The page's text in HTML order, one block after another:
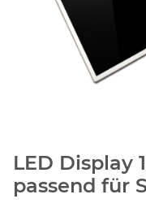
LED Display
passend für